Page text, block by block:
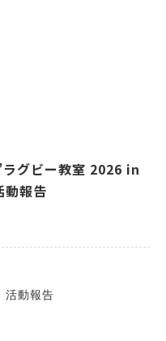
グビー教室 2026 in
報告